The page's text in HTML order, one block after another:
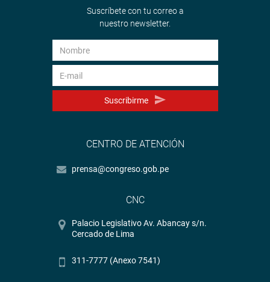
Suscríbete con tu correo a
nuestro newsletter.
Suscribirme
CENTRO DE ATENCIÓN
prensa@congreso.gob.pe
CNC
Palacio Legislativo Av. Abancay s/n.
Cercado de Lima
311-7777 (Anexo 7541)